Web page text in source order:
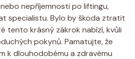
nepříjemnosti po liftingu,
specialistu. Bylo by škoda ztratit
tento krásný zákrok nabízí, kvůli
pokynů. Pamatujte, že
k dlouhodobému a zdravému